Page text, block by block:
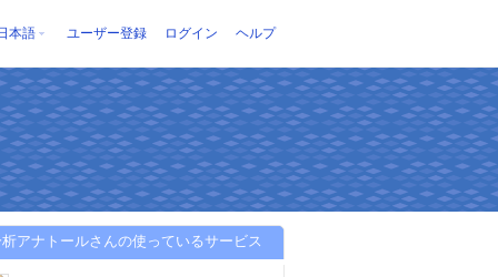
本語 ユーザー登録 ログイン ヘルプ
アナトールさんの使っているサービス